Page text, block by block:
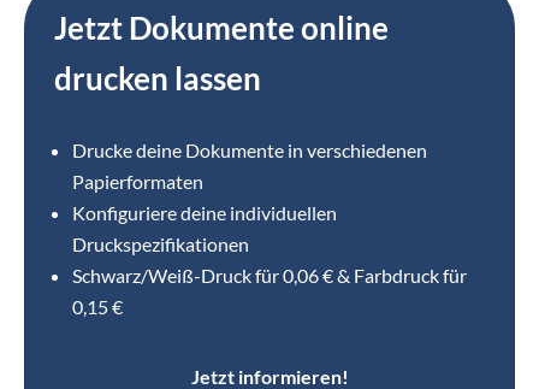
Jetzt Dokumente online
drucken lassen
Drucke deine Dokumente in verschiedenen
Papierformaten
Konfiguriere deine individuellen
Druckspezifikationen
Schwarz/Weiß-Druck für 0,06 € & Farbdruck für
0,15 €
Jetzt informieren!